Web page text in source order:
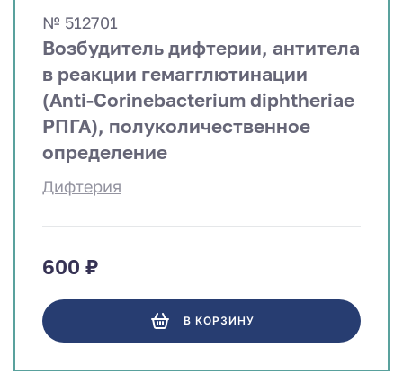
№ 512701
Возбудитель дифтерии, антитела
в реакции гемагглютинации
(Anti-Сorinebacterium diphtheriae
РПГА), полуколичественное
определение
Дифтерия
600 ₽
В КОРЗИНУ